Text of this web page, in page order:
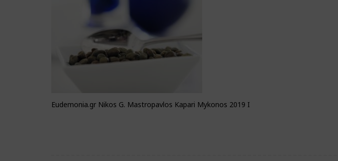
Eudemonia.gr Nikos G. Mastropavlos Kapari Mykonos 2019 I